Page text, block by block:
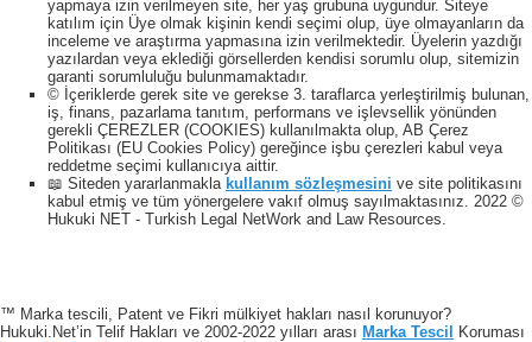
yapmaya izin verilmeyen site, her yaş grubuna uygundur. Siteye
katılım için Üye olmak kişinin kendi seçimi olup, üye olmayanların da
inceleme ve araştırma yapmasına izin verilmektedir. Üyelerin yazdığı
yazılardan veya eklediği görsellerden kendisi sorumlu olup, sitemizin
garanti sorumluluğu bulunmamaktadır.
© İçeriklerde gerek site ve gerekse 3. taraflarca yerleştirilmiş bulunan,
iş, finans, pazarlama tanıtım, performans ve işlevsellik yönünden
gerekli ÇEREZLER (COOKIES) kullanılmakta olup, AB Çerez
Politikası (EU Cookies Policy) gereğince işbu çerezleri kabul veya
reddetme seçimi kullanıcıya aittir.
📖 Siteden yararlanmakla kullanım sözleşmesini ve site politikasını
kabul etmiş ve tüm yönergelere vakıf olmuş sayılmaktasınız. 2022 ©
Hukuki NET - Turkish Legal NetWork and Law Resources.
™ Marka tescili, Patent ve Fikri mülkiyet hakları nasıl korunuyor?
Hukuki.Net’in Telif Hakları ve 2002-2022 yılları arası Marka Tescil
Koruması